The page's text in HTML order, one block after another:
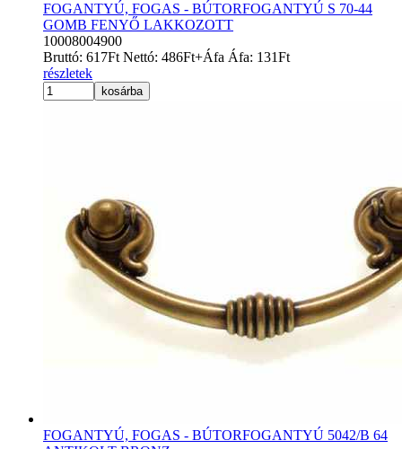
FOGANTYÚ, FOGAS - BÚTORFOGANTYÚ S 70-44
GOMB FENYŐ LAKKOZOTT
10008004900
Bruttó: 617Ft Nettó: 486Ft+Áfa Áfa: 131Ft
részletek
kosárba
FOGANTYÚ, FOGAS - BÚTORFOGANTYÚ 5042/B 64